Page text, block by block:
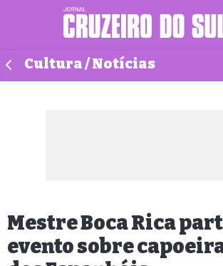
Cultura / Notícias
Mestre Boca Rica
evento sobre